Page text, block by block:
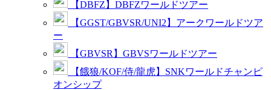
【DBFZ】DBFZワールドツアー
【GGST/GBVSR/UNI2】アークワールドツア
ー
【GBVSR】GBVSワールドツアー
【餓狼/KOF/侍/龍虎】SNKワールドチャンピ
オンシップ